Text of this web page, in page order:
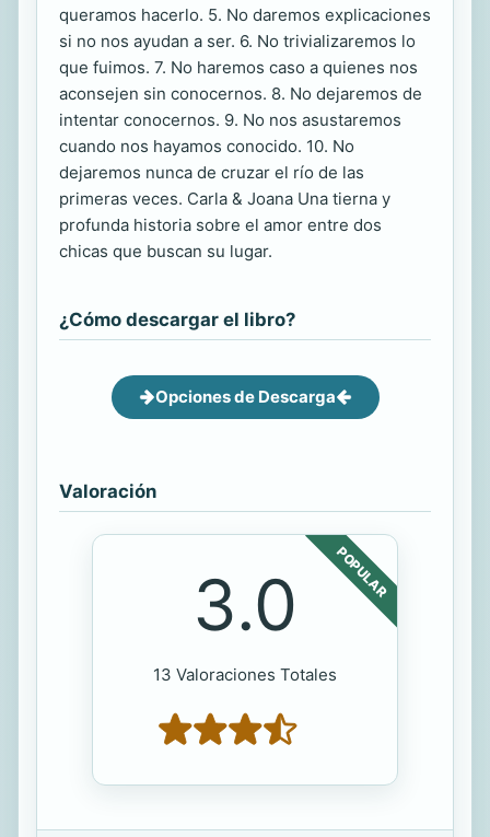
queramos hacerlo. 5. No daremos explicaciones
si no nos ayudan a ser. 6. No trivializaremos lo
que fuimos. 7. No haremos caso a quienes nos
aconsejen sin conocernos. 8. No dejaremos de
intentar conocernos. 9. No nos asustaremos
cuando nos hayamos conocido. 10. No
dejaremos nunca de cruzar el río de las
primeras veces. Carla & Joana Una tierna y
profunda historia sobre el amor entre dos
chicas que buscan su lugar.
¿Cómo descargar el libro?
Opciones de Descarga
Valoración
POPULAR
3.0
13 Valoraciones Totales